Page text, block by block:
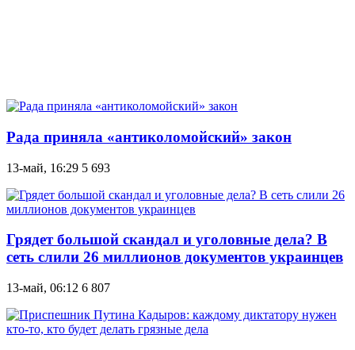
Рада приняла «антиколомойский» закон
13-май, 16:29 5 693
Грядет большой скандал и уголовные дела? В
сеть слили 26 миллионов документов украинцев
13-май, 06:12 6 807